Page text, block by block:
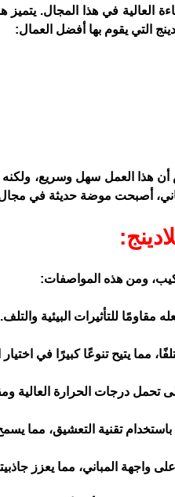
التي يقوم بها أفضل العمال:
أصبحت موضة حديثة في مجال
مقاومًا للتأثيرات البيئية والتلف.
تحمل درجات الحرارة العالية
باستخدام تقنية التعشيق، مما
واجهة المباني، مما يعزز